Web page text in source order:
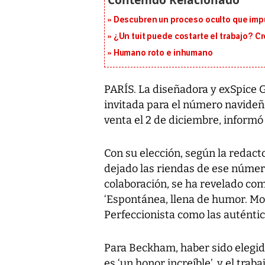
Descubren un proceso oculto que
¿Un tuit puede costarte el trabajo?
Humano roto e inhumano
PARÍS. La diseñadora y
invitada para el número
venta el 2 de diciembre,
Con su elección, según la
dejado las riendas de ese
colaboración, se ha revelado
‘Espontánea, llena de humor.
Perfeccionista como las
Para Beckham, haber sido